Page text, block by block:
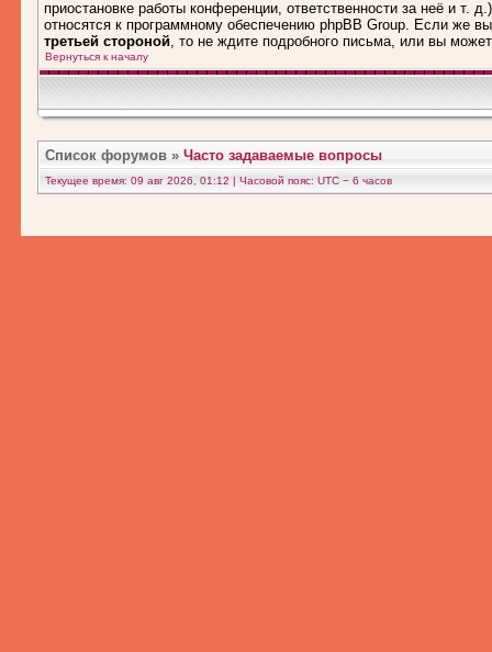
приостановке работы конференции, ответственности за неё и т.
относятся к программному обеспечению phpBB Group. Если же
третьей стороной, то не ждите подробного письма, или вы
Вернуться к началу
Список форумов » Часто задаваемые вопросы
Текущее время: 09 авг 2026, 01:12 | Часовой пояс: UTC − 6 часов